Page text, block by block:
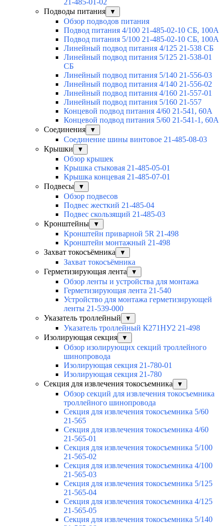
21-485-01-02
Подводы питания
▼
Обзор подводов питания
Подвод питания 4/100 21-485-02-10 СБ, 100А
Подвод питания 5/100 21-485-02-10 СБ, 100А
Линейный подвод питания 4/125 21-538 СБ
Линейный подвод питания 5/125 21-538-01
СБ
Линейный подвод питания 5/140 21-556-03
Линейный подвод питания 4/140 21-556-02
Линейный подвод питания 4/160 21-557-01
Линейный подвод питания 5/160 21-557
Концевой подвод питания 4/60 21-541, 60А
Концевой подвод питания 5/60 21-541-1, 60А
Соединения
▼
Соединение шины винтовое 21-485-08-03
Крышки
▼
Обзор крышек
Крышка стыковая 21-485-05-01
Крышка концевая 21-485-07-01
Подвесы
▼
Обзор подвесов
Подвес жесткий 21-485-04
Подвес скользящий 21-485-03
Кронштейны
▼
Кронштейн приварной 5R 21-498
Кронштейн монтажный 21-498
Захват токосъёмника
▼
Захват токосъёмника
Герметизирующая лента
▼
Обзор ленты и устройства для монтажа
Герметизирующая лента 21-540
Устройство для монтажа герметизирующей
ленты 21-539-000
Указатель троллейный
▼
Указатель троллейный К271НУ2 21-498
Изолирующая секция
▼
Обзор изолирующих секций троллейного
шинопровода
Изолирующая секция 21-780-01
Изолирующая секция 21-780
Секция для извлечения токосъемника
▼
Обзор секций для извлечения токосъемника
троллейного шинопровода
Секция для извлечения токосъемника 5/60
21-565
Секция для извлечения токосъемника 4/60
21-565-01
Секция для извлечения токосъемника 5/100
21-565-02
Секция для извлечения токосъемника 4/100
21-565-03
Секция для извлечения токосъемника 5/125
21-565-04
Секция для извлечения токосъемника 4/125
21-565-05
Секция для извлечения токосъемника 5/140